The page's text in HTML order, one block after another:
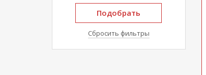
Подобрать
Сбросить фильтры